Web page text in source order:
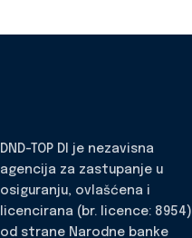
DND-TOP DI je nezavisna
agencija za zastupanje u
osiguranju, ovlašćena i
licencirana (br. licence: 8954)
od strane Narodne banke